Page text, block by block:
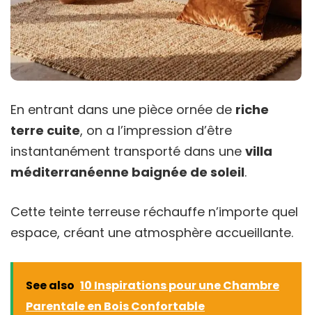
En entrant dans une pièce ornée de riche
terre cuite, on a l’impression d’être
instantanément transporté dans une villa
méditerranéenne baignée de soleil.
Cette teinte terreuse réchauffe n’importe quel
espace, créant une atmosphère accueillante.
See also 10 Inspirations pour une Chambre
Parentale en Bois Confortable